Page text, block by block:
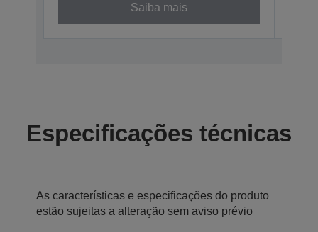
Saiba mais
Especificações técnicas
As características e especificações do produto
estão sujeitas a alteração sem aviso prévio